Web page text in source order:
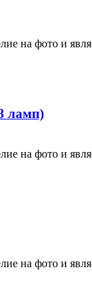
на фото и
ламп)
на фото и
на фото и